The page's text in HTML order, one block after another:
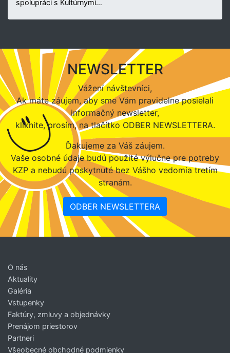
spolupráci s Kultúrnymi…
NEWSLETTER
Vážení návštevníci,
Ak máte záujem, aby sme Vám pravidelne posielali
informačný newsletter,
kliknite, prosím, na tlačítko ODBER NEWSLETTERA.
Ďakujeme za Váš záujem.
Vaše osobné údaje budú použité výlučne pre potreby
KZP a nebudú poskytnuté bez Vášho vedomia tretím
stranám.
ODBER NEWSLETTERA
O nás
Aktuality
Galéria
Vstupenky
Faktúry, zmluvy a objednávky
Prenájom priestorov
Partneri
Všeobecné obchodné podmienky